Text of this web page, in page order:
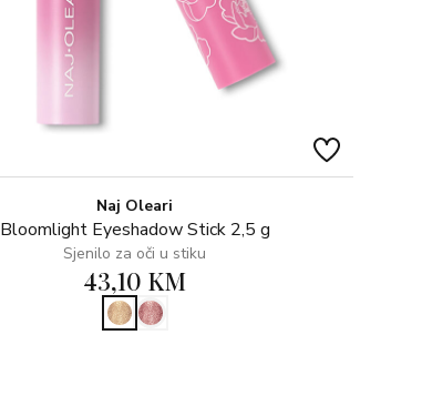
Naj Oleari
Bloomlight Eyeshadow Stick 2,5 g
Sjenilo za oči u stiku
43,10 KM